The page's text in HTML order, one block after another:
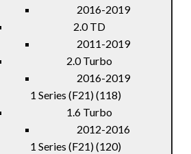
2016-2019
2.0 TD
2011-2019
2.0 Turbo
2016-2019
1 Series (F21) (118)
1.6 Turbo
2012-2016
1 Series (F21) (120)